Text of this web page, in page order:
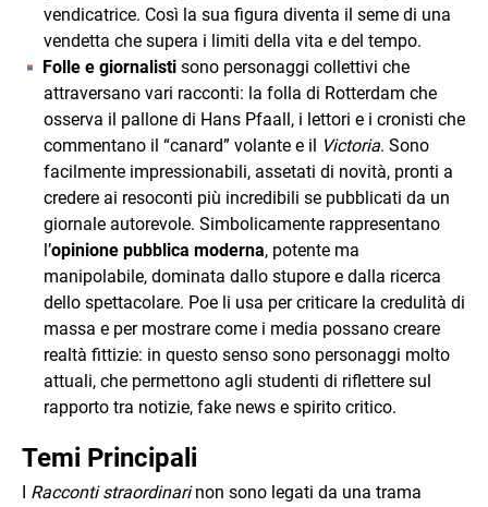
vendicatrice. Così la sua figura diventa il seme di una
vendetta che supera i limiti della vita e del tempo.
Folle e giornalisti sono personaggi collettivi che
attraversano vari racconti: la folla di Rotterdam che
osserva il pallone di Hans Pfaall, i lettori e i cronisti che
commentano il “canard” volante e il Victoria. Sono
facilmente impressionabili, assetati di novità, pronti a
credere ai resoconti più incredibili se pubblicati da un
giornale autorevole. Simbolicamente rappresentano
l’opinione pubblica moderna, potente ma
manipolabile, dominata dallo stupore e dalla ricerca
dello spettacolare. Poe li usa per criticare la credulità di
massa e per mostrare come i media possano creare
realtà fittizie: in questo senso sono personaggi molto
attuali, che permettono agli studenti di riflettere sul
rapporto tra notizie, fake news e spirito critico.
Temi Principali
I Racconti straordinarinon sono legati da una trama